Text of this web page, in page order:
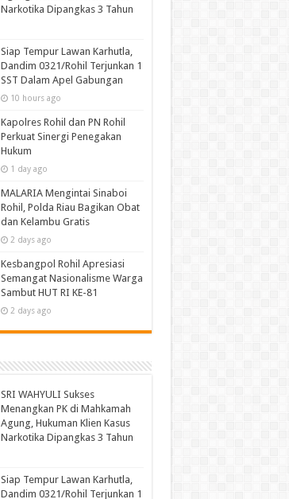
Narkotika Dipangkas 3 Tahun
Siap Tempur Lawan Karhutla,
Dandim 0321/Rohil Terjunkan 1
SST Dalam Apel Gabungan
10 hours ago
Kapolres Rohil dan PN Rohil
Perkuat Sinergi Penegakan
Hukum
1 day ago
MALARIA Mengintai Sinaboi
Rohil, Polda Riau Bagikan Obat
dan Kelambu Gratis
2 days ago
Kesbangpol Rohil Apresiasi
Semangat Nasionalisme Warga
Sambut HUT RI KE-81
2 days ago
SRI WAHYULI Sukses
Menangkan PK di Mahkamah
Agung, Hukuman Klien Kasus
Narkotika Dipangkas 3 Tahun
Siap Tempur Lawan Karhutla,
Dandim 0321/Rohil Terjunkan 1